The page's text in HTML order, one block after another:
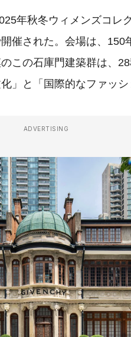
年秋冬ウィメンズコレ
催された。会場は、150
この石庫門建築群は、
」と「国際的なファッ
ADVERTISING